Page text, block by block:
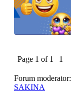
Page 1 of 1 1
Forum moderator:
SAKINA